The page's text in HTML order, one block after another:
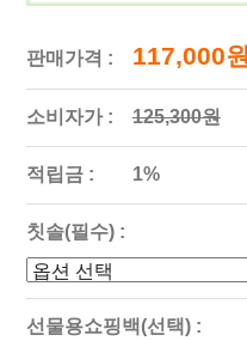
판매가격 : 117,000원
소비자가 : 125,300원
적립금 : 1%
칫솔(필수) :
선물용쇼핑백(선택) :